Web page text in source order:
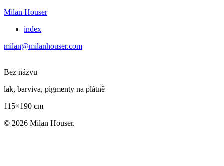
Milan Houser
index
milan@milanhouser.com
Bez názvu
lak, barviva, pigmenty na plátně
115×190 cm
© 2026 Milan Houser.